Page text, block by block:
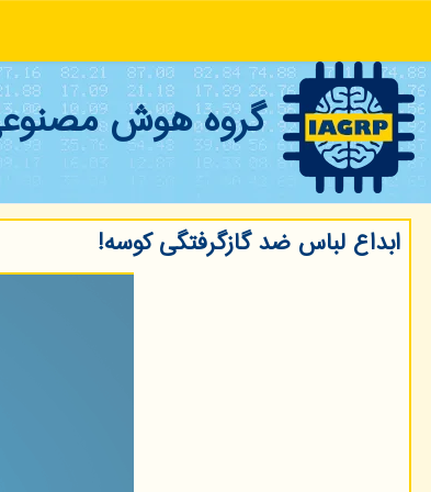
گروه هوش
ابداع لباس ضد گازگرفتگی کوسه!